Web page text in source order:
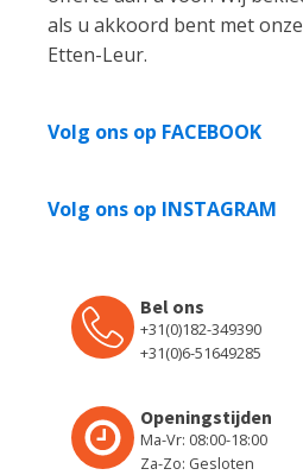
als u akkoord bent met
Etten-Leur.
Volg ons op FACEBOOK
Volg ons op INSTAGRAM
Bel ons
+31(0)182-349390
+31(0)6-51649285
Openingstijden
Ma-Vr: 08:00-18:00
Za-Zo: Gesloten